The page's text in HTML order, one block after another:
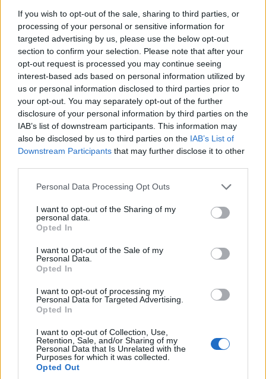
If you wish to opt-out of the sale, sharing to third parties, or
processing of your personal or sensitive information for
targeted advertising by us, please use the below opt-out
section to confirm your selection. Please note that after your
opt-out request is processed you may continue seeing
interest-based ads based on personal information utilized by
us or personal information disclosed to third parties prior to
your opt-out. You may separately opt-out of the further
disclosure of your personal information by third parties on the
IAB’s list of downstream participants. This information may
also be disclosed by us to third parties on the IAB’s List of
Downstream Participants that may further disclose it to other
Please note that this website/app uses one or more Google
not limited to your visit or usage behaviour. You may click to
grant or deny consent to Google and its third-party tags to
use your data for below specified purposes in below Google
consent section.
Personal Data Processing Opt Outs
I want to opt-out of the Sharing of my
personal data.
Opted In
I want to opt-out of the Sale of my
Personal Data.
Opted In
I want to opt-out of processing my
Personal Data for Targeted Advertising.
Opted In
I want to opt-out of Collection, Use,
Retention, Sale, and/or Sharing of my
Personal Data that Is Unrelated with the
Purposes for which it was collected.
Opted Out
de exuberante campiña inglesa.
Ha sido calificada como «una de las vistas más
románticas de Inglaterra». Junto a esta
pintoresca calle se encuentran las ruinas de la
abadía de Shaftesbury,construida en el año 888
d.C. por el rey Alfredo.
7. Upper y Lower Slaughter
El nombre no tiene nada que ver con matar.
Slohtre significa en inglés antiguo «lugar
fangoso», aunque nada más lejos de la realidad
hoy en día.Estos pequeños pueblos gemelos
son el epítome de la belleza pastoral
de los
une a los dos, es un paseo a través de idílicas
escenas ribereñas, y pasa por un edificio del siglo
XIV acertadamente llamado The Old Mill.
6. St Ives
Las estrechas callejuelas,el marisco fresco, los
pubs en abundancia, las empanadas de
Cornualles y el té con crema hacen de esta